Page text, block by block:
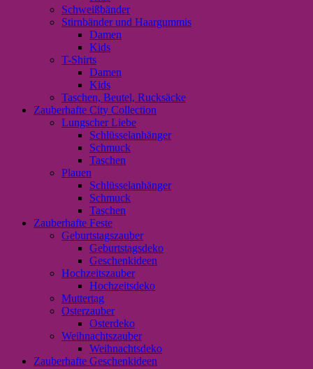
Schweißbänder
Stirnbänder und Haargummis
Damen
Kids
T-Shirts
Damen
Kids
Taschen, Beutel, Rucksäcke
Zauberhafte City Collection
Lungscher Liebe
Schlüsselanhänger
Schmuck
Taschen
Plauen
Schlüsselanhänger
Schmuck
Taschen
Zauberhafte Feste
Geburtstagszauber
Geburtstagsdeko
Geschenkideen
Hochzeitszauber
Hochzeitsdeko
Muttertag
Osterzauber
Osterdeko
Weihnachtszauber
Weihnachtsdeko
Zauberhafte Geschenkideen